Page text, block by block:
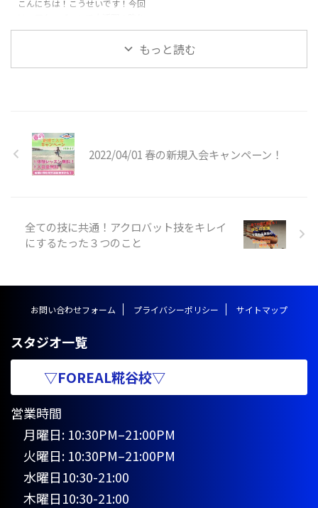
動作のことを言います。ジャンプ
手したら一気に足を地面の方向 ...
用されているのをよく目にします
...
こんにちは！こうせいです！今回
起きに関するトレーニングのご紹
介です。さまざまな跳ね起きの種
やアクロバットを用いる競技の中
で利用されることの多い技で、技
の形としては前方系の技に分類さ
れます。マットや床、地面で行わ
プリング https://y ...
もっと読む
2022/04/01 春の新規入会キャンペーン！
全ての技に共通！アクロバット技をキレイ
にするたった３つのこと
お問い合わせフォーム プライバシーポリシー サイトマップ
スタジオ一覧
▽FOREAL糀谷校▽
営業時間
月曜日: 10:30PM–21:00PM
火曜日: 10:30PM–21:00PM
水曜日10:30-21:00
木曜日10:30-21:00